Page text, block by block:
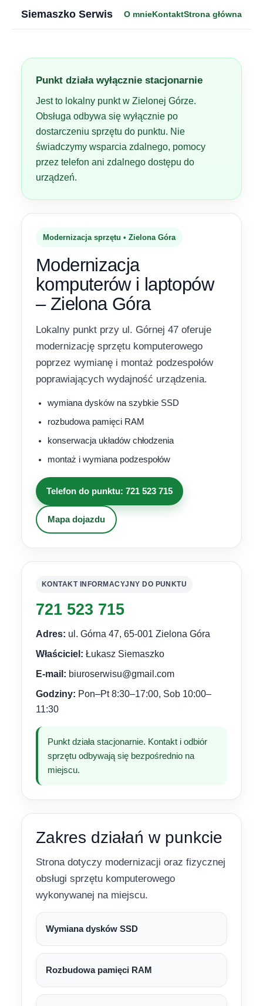
Siemaszko Serwis O mnieKontaktStrona główna
Punkt działa wyłącznie stacjonarnie
Jest to lokalny punkt w Zielonej Górze.
Obsługa odbywa się wyłącznie po
dostarczeniu sprzętu do punktu. Nie
świadczymy wsparcia zdalnego, pomocy
przez telefon ani zdalnego dostępu do
urządzeń.
Modernizacja sprzętu • Zielona Góra
Modernizacja
komputerów i laptopów
– Zielona Góra
Lokalny punkt przy ul. Górnej 47 oferuje
modernizację sprzętu komputerowego
poprzez wymianę i montaż podzespołów
poprawiających wydajność urządzenia.
wymiana dysków na szybkie SSD
rozbudowa pamięci RAM
konserwacja układów chłodzenia
montaż i wymiana podzespołów
Telefon do punktu: 721 523 715
Mapa dojazdu
KONTAKT INFORMACYJNY DO PUNKTU
721 523 715
Adres: ul. Górna 47, 65-001 Zielona Góra
Właściciel: Łukasz Siemaszko
E-mail: biuroserwisu@gmail.com
Godziny: Pon–Pt 8:30–17:00, Sob 10:00–
11:30
Punkt działa stacjonarnie. Kontakt i odbiór
sprzętu odbywają się bezpośrednio na
miejscu.
Zakres działań w punkcie
Strona dotyczy modernizacji oraz fizycznej
obsługi sprzętu komputerowego
wykonywanej na miejscu.
Wymiana dysków SSD
Rozbudowa pamięci RAM